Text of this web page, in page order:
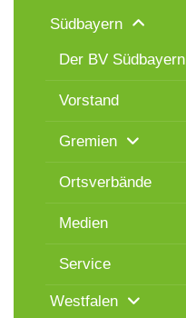
Südbayern
Der BV Südbayern
Vorstand
Gremien
Ortsverbände
Medien
Service
Westfalen